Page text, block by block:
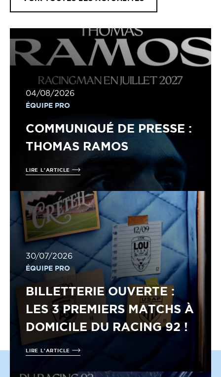
04/08/2026
ÉQUIPE PRO
COMMUNIQUÉ DE PRESSE :
THOMAS RAMOS
LIRE L'ARTICLE
30/07/2026
ÉQUIPE PRO
BILLETTERIE OUVERTE :
LES 3 PREMIERS MATCHS À
DOMICILE DU RACING 92 !
LIRE L'ARTICLE